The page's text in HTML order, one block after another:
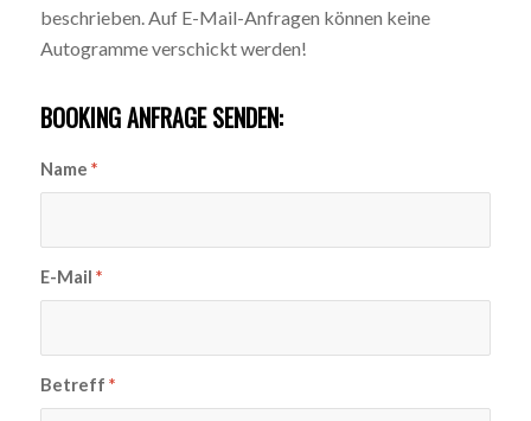
beschrieben. Auf E-Mail-Anfragen können keine
Autogramme verschickt werden!
BOOKING ANFRAGE SENDEN:
Name *
E-Mail *
Betreff *